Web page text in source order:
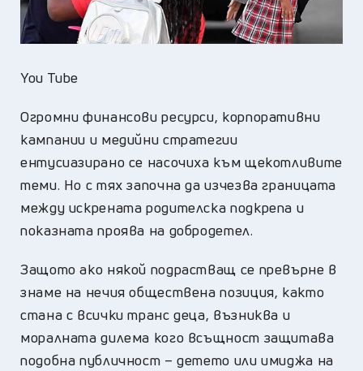
You Tube
Огромни финансови ресурси, корпоративни
кампании и медийни стратегии
ентусиазирано се насочиха към щекотливите
теми. Но с тях започна да изчезва границата
между искрената родителска подкрепа и
показната проява на добродетел.
Защото ако някой подрастващ се превърне в
знаме на нечия обществена позиция, както
стана с всички транс деца, възниква и
моралната дилема кого всъщност защитава
подобна публичност – детето или имиджа на